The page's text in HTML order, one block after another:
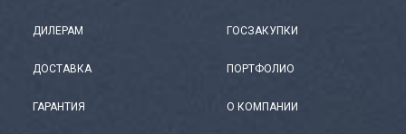
ДИЛЕРАМ
ДОСТАВКА
ГАРАНТИЯ
ГОСЗАКУПКИ
ПОРТФОЛИО
О КОМПАНИИ